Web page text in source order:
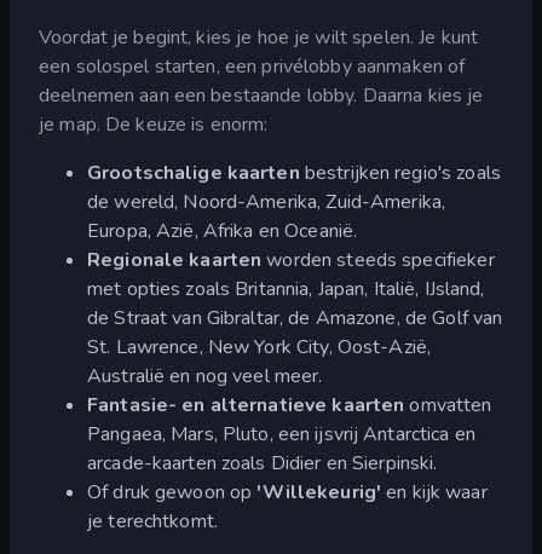
Voordat je begint, kies je hoe je wilt spelen. Je kunt
een solospel starten, een privélobby aanmaken of
deelnemen aan een bestaande lobby. Daarna kies je
je map. De keuze is enorm:
Grootschalige kaarten bestrijken regio's zoals
de wereld, Noord-Amerika, Zuid-Amerika,
Europa, Azië, Afrika en Oceanië.
Regionale kaarten worden steeds specifieker
met opties zoals Britannia, Japan, Italië, IJsland,
de Straat van Gibraltar, de Amazone, de Golf van
St. Lawrence, New York City, Oost-Azië,
Australië en nog veel meer.
Fantasie- en alternatieve kaarten omvatten
Pangaea, Mars, Pluto, een ijsvrij Antarctica en
arcade-kaarten zoals Didier en Sierpinski.
Of druk gewoon op 'Willekeurig' en kijk waar
je terechtkomt.